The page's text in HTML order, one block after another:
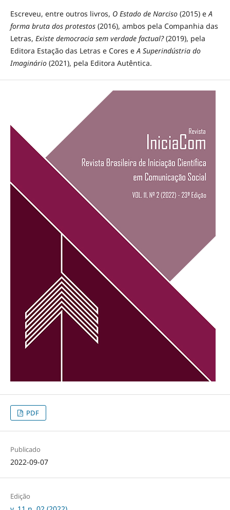
Escreveu, entre outros livros, O Estado de Narciso(2015) eA
forma bruta dos protestos(2016), ambos pela Companhia das
Letras, Existe democracia sem verdade factual?(2019), pela
Editora Estação das Letras e Cores eA Superindústria do
Imaginário(2021), pela Editora Autêntica.
PDF
Publicado
2022-09-07
Edição